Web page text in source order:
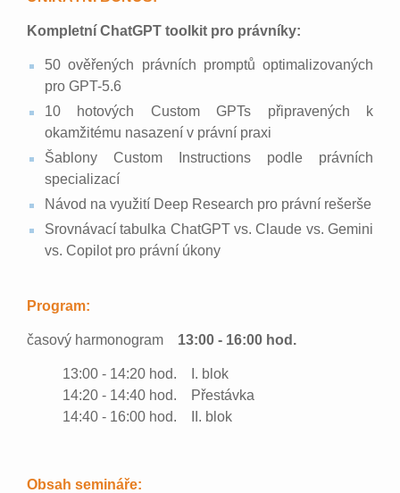
Kompletní ChatGPT toolkit pro právníky:
50 ověřených právních promptů optimalizovaných
pro GPT-5.6
10 hotových Custom GPTs připravených k
okamžitému nasazení v právní praxi
Šablony Custom Instructions podle právních
specializací
Návod na využití Deep Research pro právní rešerše
Srovnávací tabulka ChatGPT vs. Claude vs. Gemini
vs. Copilot pro právní úkony
Program:
časový harmonogram 13:00 - 16:00 hod.
13:00 - 14:20 hod. I. blok
14:20 - 14:40 hod. Přestávka
14:40 - 16:00 hod. II. blok
Obsah semináře: